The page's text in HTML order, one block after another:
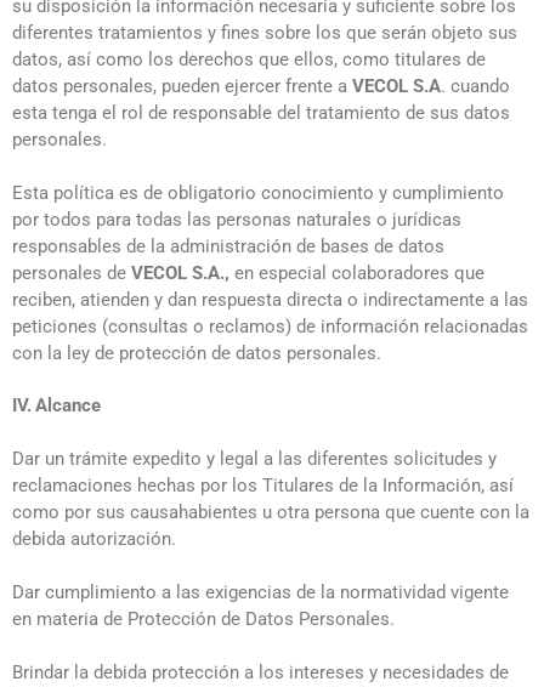
su disposición la información necesaria y suficiente sobre los
diferentes tratamientos y fines sobre los que serán objeto sus
datos, así como los derechos que ellos, como titulares de
datos personales, pueden ejercer frente a VECOL S.A. cuando
esta tenga el rol de responsable del tratamiento de sus datos
personales.
Esta política es de obligatorio conocimiento y cumplimiento
por todos para todas las personas naturales o jurídicas
responsables de la administración de bases de datos
personales de VECOL S.A., en especial colaboradores que
reciben, atienden y dan respuesta directa o indirectamente a las
peticiones (consultas o reclamos) de información relacionadas
con la ley de protección de datos personales.
IV.Alcance
Dar un trámite expedito y legal a las diferentes solicitudes y
reclamaciones hechas por los Titulares de la Información, así
como por sus causahabientes u otra persona que cuente con la
debida autorización.
Dar cumplimiento a las exigencias de la normatividad vigente
en materia de Protección de Datos Personales.
Brindar la debida protección a los intereses y necesidades de